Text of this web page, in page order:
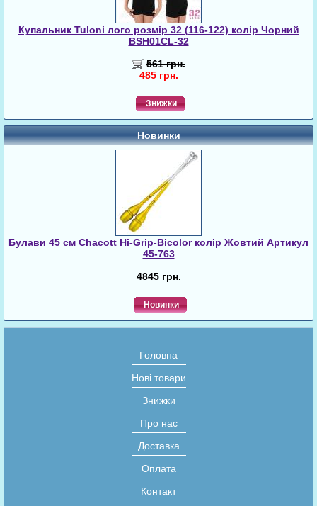
Купальник Tuloni лого розмір 32 (116-122) колір Чорний
BSH01CL-32
561 грн.
485 грн.
Знижки
Новинки
Булави 45 cм Chacott Hi-Grip-Bicolor колір Жовтий Артикул
45-763
4845 грн.
Новинки
Головна
Нові товари
Знижки
Про нас
Доставка
Оплата
Контакт